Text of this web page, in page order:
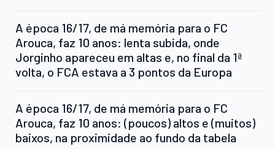
A época 16/17, de má memória para o FC
Arouca, faz 10 anos: lenta subida, onde
Jorginho apareceu em altas e, no final da 1ª
volta, o FCA estava a 3 pontos da Europa
A época 16/17, de má memória para o FC
Arouca, faz 10 anos: (poucos) altos e (muitos)
baixos, na proximidade ao fundo da tabela